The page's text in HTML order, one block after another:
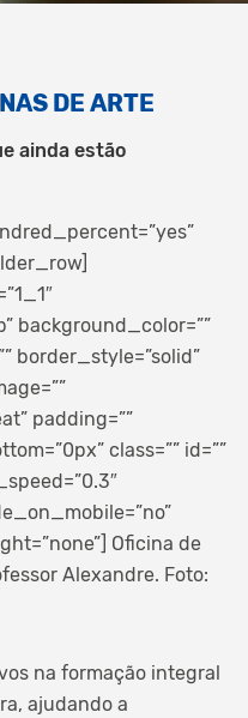
DE ARTE
ainda estão
background_color=””
border_style=”solid”
padding=””
class=”” id=””
Oficina de
Alexandre. Foto:
na formação integral
ajudando a